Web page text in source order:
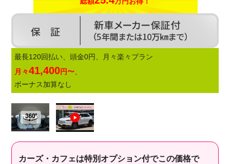
最長120回払い、頭金0円、月々楽々プラン
月々41,400円〜、
ボーナス加算なし
カーズ・カフェは特別オプション付でこの価格で